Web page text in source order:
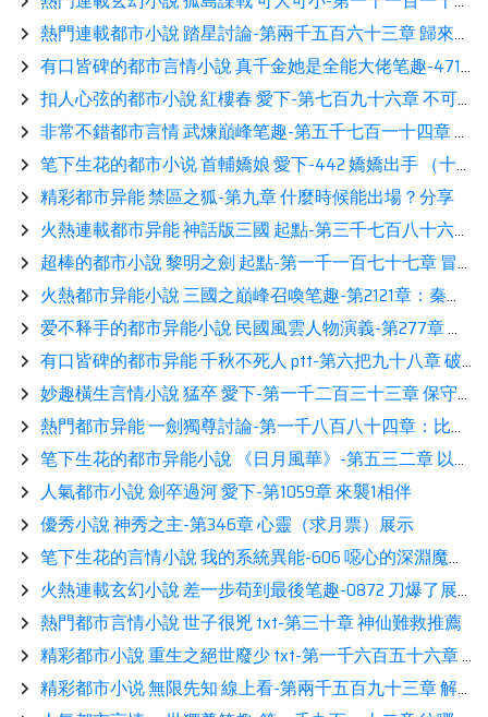
熱門連載都市小說 踏星討論-第兩千五百六十三章 歸來分享
有口皆碑的都市言情小說 真千金她是全能大佬笔趣-471 被調換的親子鑑定【2更】分享
扣人心弦的都市小說 紅樓春 愛下-第七百九十六章 不可放虎歸山！展示
非常不錯都市言情 武煉巔峰笔趣-第五千七百一十四章 誰的勝場分享
笔下生花的都市小说 首輔嬌娘 愛下-442 嬌嬌出手 （十一更）展示
精彩都市异能 禁區之狐-第九章 什麼時候能出場？分享
火熱連載都市异能 神話版三國 起點-第三千七百八十六章 動力不足了閲讀
超棒的都市小說 黎明之劍 起點-第一千一百七十七章 冒險者之路讀書
火熱都市异能小說 三國之巔峰召喚笔趣-第2121章：秦王VS清帝（上）相伴
爱不释手的都市异能小說 民國風雲人物演義-第277章 樹倒猢猻散
有口皆碑的都市异能 千秋不死人 ptt-第六把九十八章 破陣熱推
妙趣橫生言情小說 猛卒 愛下-第一千二百三十三章 保守勢力讀書
熱門都市异能 一劍獨尊討論-第一千八百八十四章：比後臺？推薦
笔下生花的都市异能小說 《日月風華》-第五三二章 以衆凌寡展示
人氣都市小說 劍卒過河 愛下-第1059章 來襲1相伴
優秀小說 神秀之主-第346章 心靈（求月票）展示
笔下生花的言情小說 我的系統異能-606 噁心的深淵魔神分享
火熱連載玄幻小說 差一步苟到最後笔趣-0872 刀爆了展示
熱門都市言情小說 世子很兇 txt-第三十章 神仙難救推薦
精彩都市小說 重生之絕世廢少 txt-第一千六百五十六章 屍王隕落鑒賞
精彩都市小说 無限先知 線上看-第兩千五百九十三章 解決閲讀